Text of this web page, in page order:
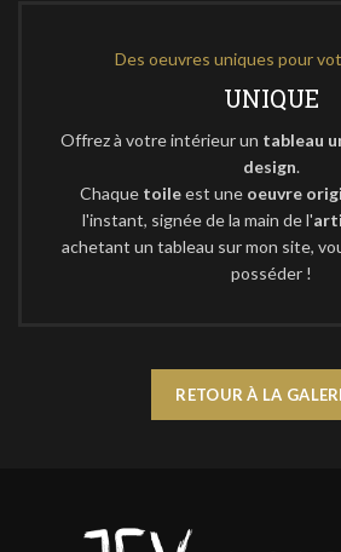
Des oeuvres uniques pour
UNIQUE
Offrez à votre intérieur un tableau
design.
Chaque toileest une oeuvre
l'instant, signée de la main de l'
achetant un tableau sur mon site,
posséder !
RETOUR À LA